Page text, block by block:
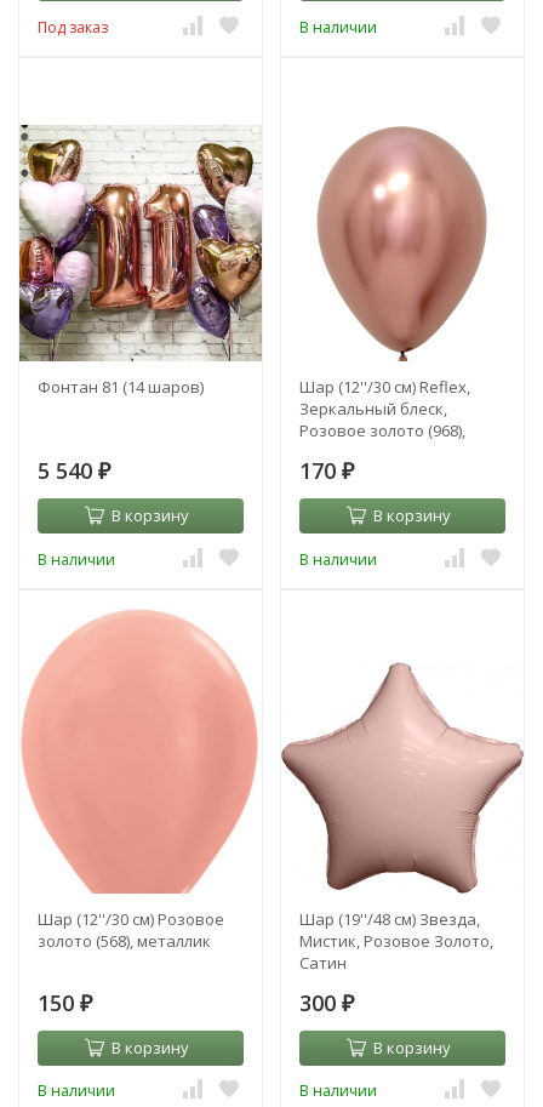
Под заказ В наличии
Фонтан 81 (14 шаров)
5 540 ₽
В корзину
В наличии
Шар (12''/30 см) Reflex,
Зеркальный блеск,
Розовое золото (968),
170 ₽
В корзину
В наличии
УЖЕ С HI-FLOAT
Шар (12''/30 см) Розовое
золото (568), металлик
150 ₽
В корзину
В наличии
Шар (19''/48 см) Звезда,
Мистик, Розовое Золото,
Сатин
300 ₽
В корзину
В наличии